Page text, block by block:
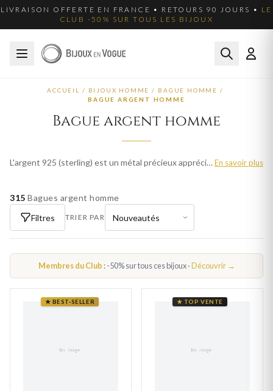
LIVRAISON OFFERTE EN FRANCE • RETOURS 90 JOURS • LE
CLUB -50% SUR TOUS LES BIJOUX
ACCUEIL / BIJOUX HOMME / BAGUE HOMME /
BAGUE ARGENT HOMME
Bague argent homme
L'argent 925 (sterling) est un métal précieux apprécié pour son éclat blanc et sa polyvalence. Nos bagues en argent homme allient élégance classique et modernité, à des prix accessibles. Parcourez plus de 147 modèles pour homme et trouvez votre bijou idéal. Livraison offerte en France métropolitaine.En savoir plus
315 Bagues argent homme
Filtres
TRIER PAR
Membres du Club : -50% sur tous ces bijoux ·Découvrir →
★ BEST-SELLER ★ TOP VENTE